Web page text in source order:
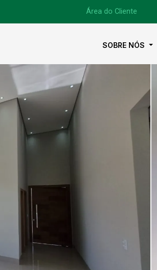
Área do Cliente
SOBRE NÓS